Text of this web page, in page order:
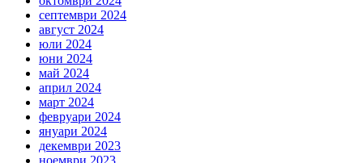
септември 2024
август 2024
юли 2024
юни 2024
май 2024
април 2024
март 2024
февруари 2024
януари 2024
декември 2023
ноември 2023